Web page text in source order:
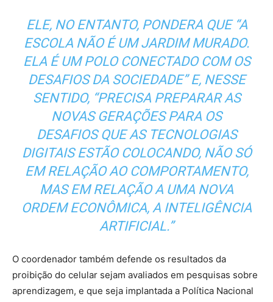
ELE, NO ENTANTO, PONDERA QUE “A
ESCOLA NÃO É UM JARDIM MURADO.
ELA É UM POLO CONECTADO COM OS
DESAFIOS DA SOCIEDADE” E, NESSE
SENTIDO, “PRECISA PREPARAR AS
NOVAS GERAÇÕES PARA OS
DESAFIOS QUE AS TECNOLOGIAS
DIGITAIS ESTÃO COLOCANDO, NÃO SÓ
EM RELAÇÃO AO COMPORTAMENTO,
MAS EM RELAÇÃO A UMA NOVA
ORDEM ECONÔMICA, A INTELIGÊNCIA
ARTIFICIAL.”
O coordenador também defende os resultados da
proibição do celular sejam avaliados em pesquisas sobre
aprendizagem, e que seja implantada a Política Nacional